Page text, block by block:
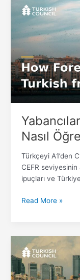
Nasıl
Türkçeyi A1’den
CEFR seviyesinin
ipuçları ve
Türkçeyi
C1’e
Nasıl
Öğrenebilir
Read More »
Türkiye’de
Dil
Kursu
Öğrencileri